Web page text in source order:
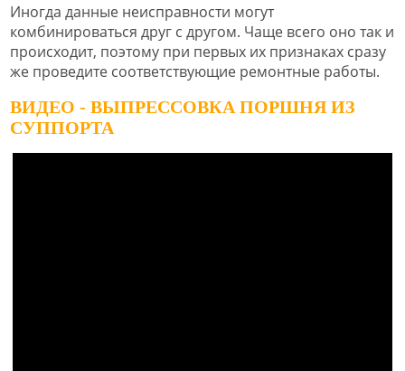
Иногда данные неисправности могут
комбинироваться друг с другом. Чаще всего оно так и
происходит, поэтому при первых их признаках сразу
же проведите соответствующие ремонтные работы.
ВИДЕО - ВЫПРЕССОВКА ПОРШНЯ ИЗ
СУППОРТА